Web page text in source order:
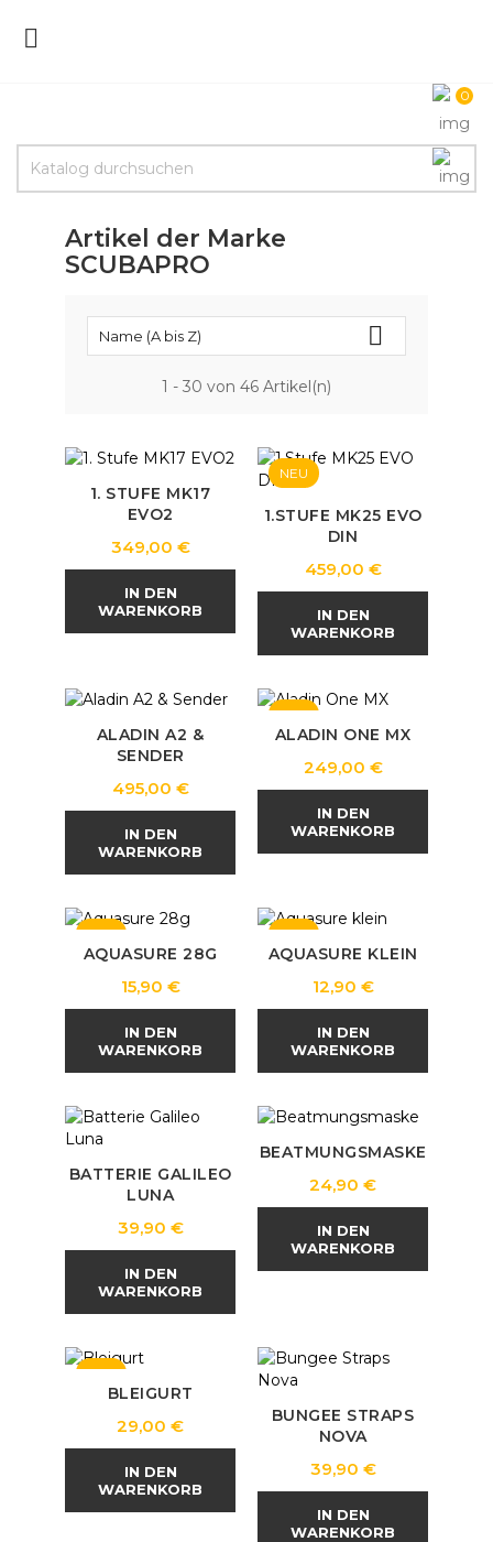

0
Artikel der Marke
SCUBAPRO
Name (A bis Z) 
1 - 30 von 46 Artikel(n)
1. STUFE MK17
EVO2
Preis
349,00 €
IN DEN
WARENKORB
NEU
1.STUFE MK25 EVO
DIN
Preis
459,00 €
IN DEN
WARENKORB
ALADIN A2 &
SENDER
Preis
495,00 €
IN DEN
WARENKORB
NEU
ALADIN ONE MX
Preis
249,00 €
IN DEN
WARENKORB
NEU
AQUASURE 28G
Preis
15,90 €
IN DEN
WARENKORB
NEU
AQUASURE KLEIN
Preis
12,90 €
IN DEN
WARENKORB
BATTERIE GALILEO
LUNA
Preis
39,90 €
IN DEN
WARENKORB
BEATMUNGSMASKE
Preis
24,90 €
IN DEN
WARENKORB
NEU
BLEIGURT
Preis
29,00 €
IN DEN
WARENKORB
BUNGEE STRAPS
NOVA
Preis
39,90 €
IN DEN
WARENKORB